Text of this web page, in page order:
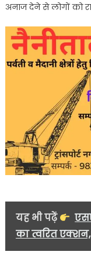
अनाज देने से लोगों को
यह भी पढ़ें
का त्वरित